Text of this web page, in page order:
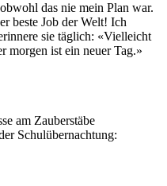
das nie mein Plan war.
beste Job der Welt! Ich
sie täglich: «Vielleicht
morgen ist ein neuer Tag.»
am Zauberstäbe
Schulübernachtung: